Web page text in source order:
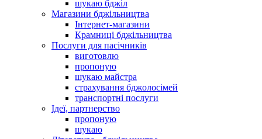
шукаю бджіл
Магазини бджільництва
Інтернет-магазини
Крамниці бджільництва
Послуги для пасічників
виготовлю
пропоную
шукаю майстра
страхування бджолосімей
транспортні послуги
Ідеї, партнерство
пропоную
шукаю